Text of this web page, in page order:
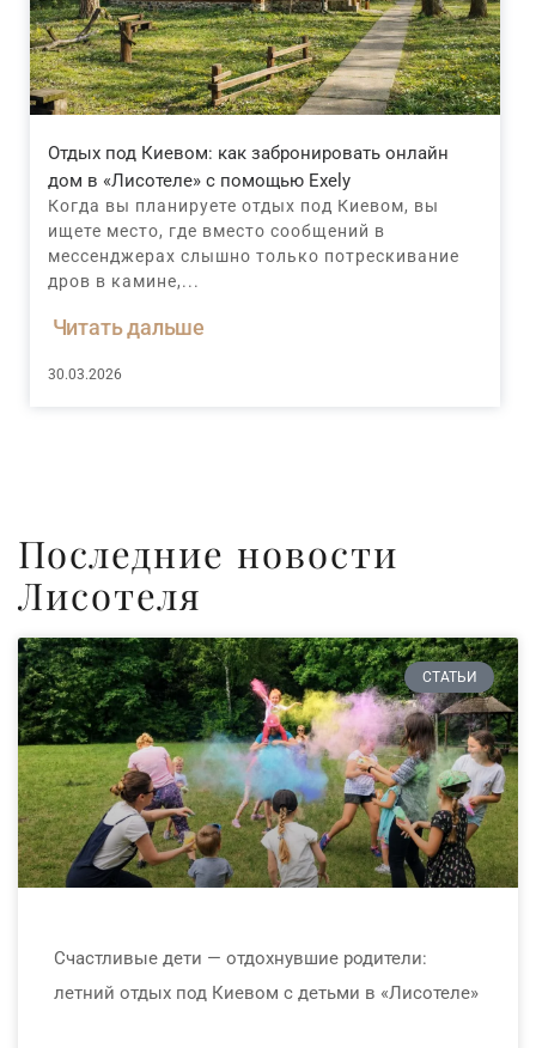
Отдых под Киевом: как забронировать онлайн
дом в «Лисотеле» с помощью Exely
Когда вы планируете отдых под Киевом, вы
ищете место, где вместо сообщений в
мессенджерах слышно только потрескивание
дров в камине,...
Читать дальше
30.03.2026
Последние новости
Лисотеля
СТАТЬИ
Счастливые дети — отдохнувшие родители:
летний отдых под Киевом с детьми в «Лисотеле»